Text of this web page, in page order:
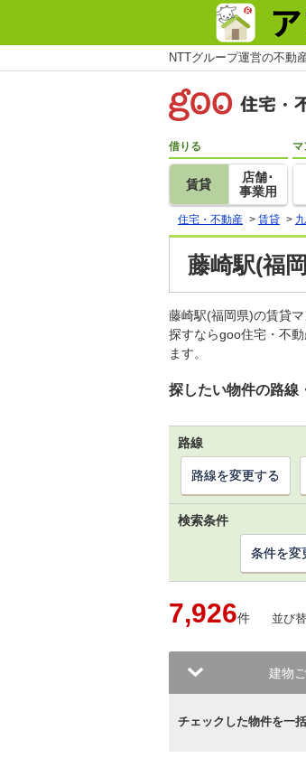
NTTグループ運営の不動
借りる
賃貸
店舗･
事業用
マ
住宅・不動産 > 賃貸 >
藤崎駅(福
藤崎駅(福岡県)の賃貸
探すならgoo住宅・不
ます。
探したい物件の路線
路線
路線を変更する
検索条件
条件を変
7,926件 並び
建物
チェックした物件を一